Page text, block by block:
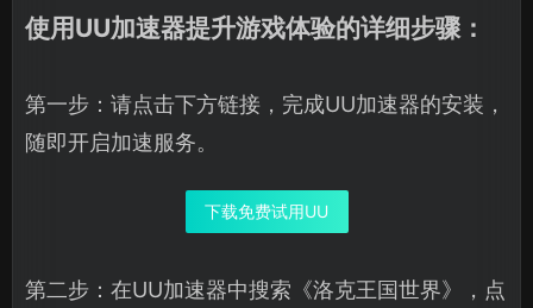
使用UU加速器提升游戏体验的详细步骤：
第一步：请点击下方链接，完成UU加速器的安装，
随即开启加速服务。
下载免费试用UU
第二步：在UU加速器中搜索《洛克王国世界》，点